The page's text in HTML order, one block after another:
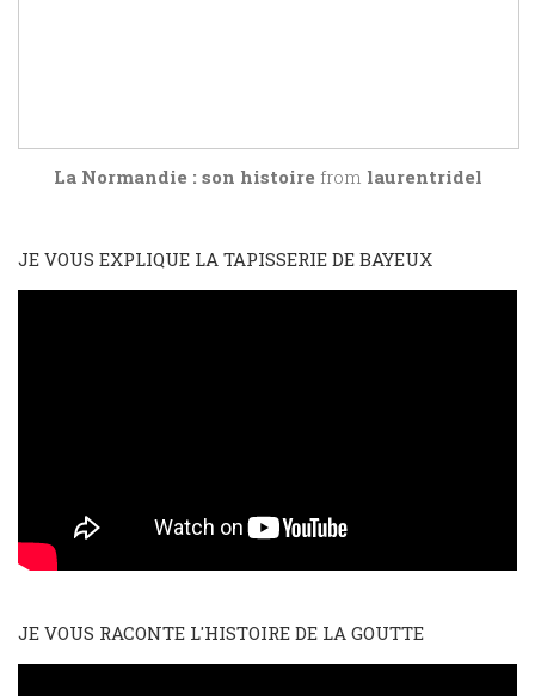
La Normandie : son histoire from laurentridel
JE VOUS EXPLIQUE LA TAPISSERIE DE BAYEUX
JE VOUS RACONTE L'HISTOIRE DE LA GOUTTE